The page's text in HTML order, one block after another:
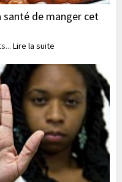
santé de manger cet
Lire la suite